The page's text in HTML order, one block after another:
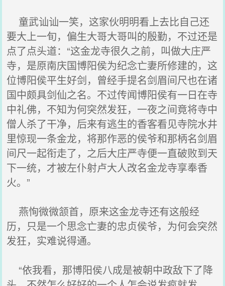
童武讪讪一笑，这家伙明明看上去比自己还
要大上一旬，偏生大哥大哥叫的殷勤，不过还是
点了点头道：“这金龙寺很久之前，叫做大庄严
寺，是原南庆国博阳侯为纪念亡妻所修建的，这
位博阳侯平生好剑，曾经手提名剑眉间尺也在诸
国中颇具剑仙之名。不过传闻博阳侯有一日在寺
中礼佛，不知为何突然发狂，一夜之间竟将寺中
僧人杀了干净，后来有逃生的香客看见寺院水井
里惊现一条金龙，将那作恶的侯爷和那柄名剑眉
间尺一起衔走了，之后大庄严寺便一直破败到天
下一统，才被左仆射卢大人改名金龙寺享奉香
火。”
燕恂微微颔首，原来这金龙寺还有这般经
历，只是一个思念亡妻的忠贞侯爷，为何会突然
发狂，实难说得通。
“依我看，那博阳侯八成是被朝中政敌下了降